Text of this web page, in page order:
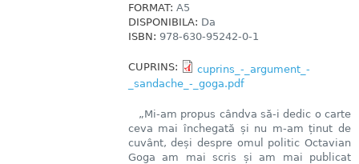
FORMAT: A5
DISPONIBILA: Da
ISBN: 978-630-95242-0-1
CUPRINS:
cuprins_-_argument_-
_sandache_-_goga.pdf
„Mi-am propus cândva să-i dedic o carte
ceva mai închegată și nu m-am ținut de
cuvânt, deși despre omul politic Octavian
Goga am mai scris și am mai publicat